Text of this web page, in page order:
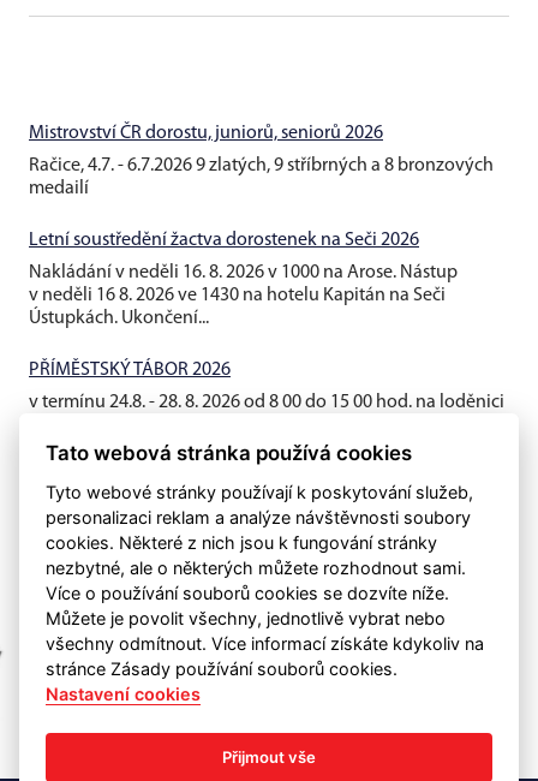
Mistrovství ČR dorostu, juniorů, seniorů 2026
Račice, 4.7. - 6.7.2026 9 zlatých, 9 stříbrných a 8 bronzových
medailí
Letní soustředění žactva dorostenek na Seči 2026
Nakládání v neděli 16. 8. 2026 v 1000 na Arose. Nástup
v neděli 16 8. 2026 ve 1430 na hotelu Kapitán na Seči
Ústupkách. Ukončení...
PŘÍMĚSTSKÝ TÁBOR 2026
v termínu 24.8. - 28. 8. 2026 od 8 00 do 15 00 hod. na loděnici
Tato webová stránka používá cookies
Tyto webové stránky používají k poskytování služeb,
personalizaci reklam a analýze návštěvnosti soubory
cookies. Některé z nich jsou k fungování stránky
nezbytné, ale o některých můžete rozhodnout sami.
Více o používání souborů cookies se dozvíte níže.
Můžete je povolit všechny, jednotlivě vybrat nebo
všechny odmítnout. Více informací získáte kdykoliv na
stránce Zásady používání souborů cookies.
Nastavení cookies
Přijmout vše